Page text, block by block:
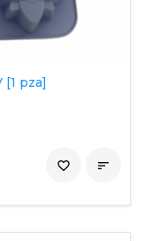
[1 pza]

favorite_border